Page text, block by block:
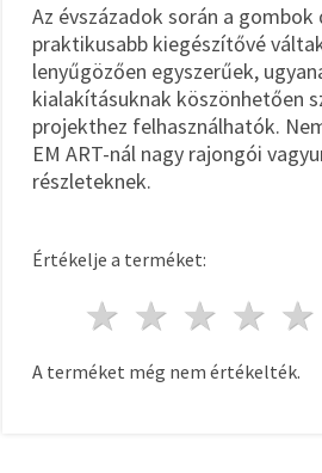
Az évszázadok során a
praktikusabb kiegészítővé
lenyűgözően egyszerűek,
kialakításuknak köszönhetően
projekthez felhasználhatók.
EM ART-nál nagy rajongói
részleteknek.
Értékelje a terméket:
4
3
2
1 csillag
A terméket még nem értékelték.